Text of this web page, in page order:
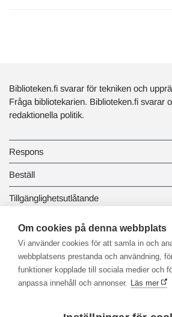
Biblioteken.fi svarar för tekniken och
Fråga bibliotekarien. Biblioteken.fi svarar
redaktionella politik.
Respons
Beställ
Tillgänglighetsutlåtande
Dataskydd och registerbeskrivningar
Länkbiblioteket
Om cookies på denna webbplats
Vi använder cookies för att samla in och
webbplatsens prestanda och användning,
funktioner kopplade till sociala medier och
anpassa innehåll och annonser. Läs mer